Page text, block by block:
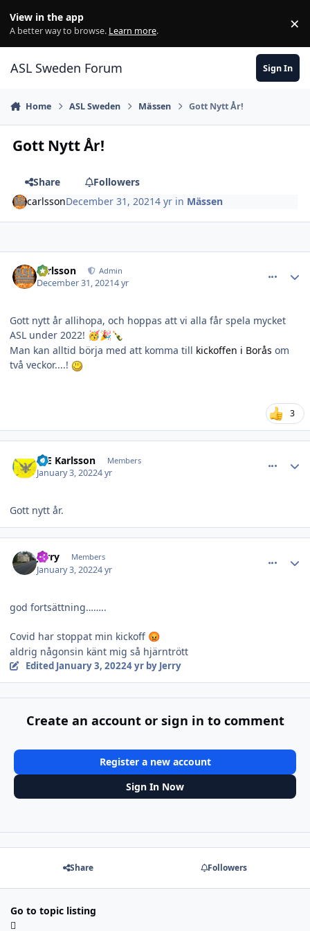
View in the app
A better way to browse. Learn more. ×
ASL Sweden Forum Sign In
Home ASL Sweden Mässen Gott Nytt År!
Gott Nytt År!
Share
Followers
carlssonDecember 31, 20214 yr in Mässen
carlsson Admin
December 31, 20214 yr
Gott nytt år allihopa, och hoppas att vi alla får spela mycket
ASL under 2022! 🥳🎉🍾
Man kan alltid börja med att komma till kickoffen i Borås om
två veckor....!
3
B-E Karlsson Members
January 3, 20224 yr
Gott nytt år.
Jerry Members
January 3, 20224 yr
god fortsättning……..
Covid har stoppat min kickoff 😡
aldrig någonsin känt mig så hjärntrött
Edited January 3, 20224 yrby Jerry
Create an account or sign in to comment
Register a new account
Sign In Now
Share Followers
Go to topic listing